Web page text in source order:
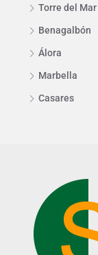
Torre del Mar
Benagalbón
Álora
Marbella
Casares